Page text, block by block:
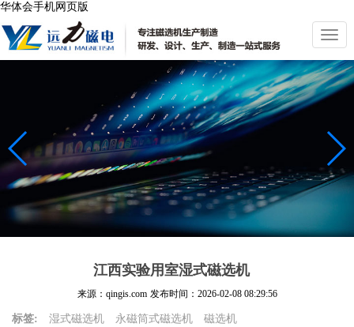
华体会手机网页版
切
换
导
航
江西实验用室湿式磁选机
来源：qingis.com 发布时间： 2026-02-08 08:29:56
标签: 湿式磁选机 永磁筒式磁选机 磁选机